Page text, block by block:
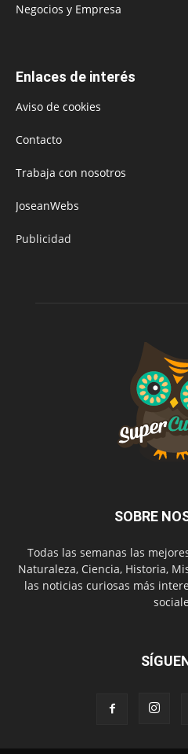
Negocios y Empresa
Enlaces de interés
Aviso de cookies
Contacto
Trabaja con nosotros
JoseanWebs
Publicidad
SOBRE
Todas las semanas las
Naturaleza, Ciencia, Historia,
las noticias curiosas más